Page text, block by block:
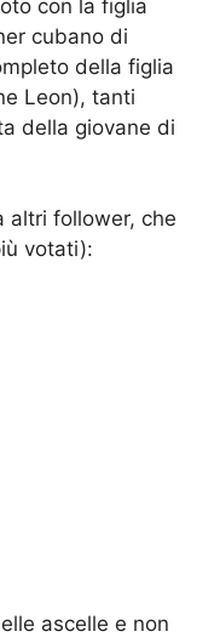
con la figlia
cubano di
della figlia
Leon), tanti
della giovane di
altri follower, che
votati):
ascelle e non